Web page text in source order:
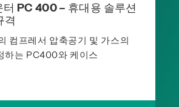
터 PC 400 – 휴대용 솔루션
격
컴프레서 압축공기 및 가스의
하는 PC400와 케이스